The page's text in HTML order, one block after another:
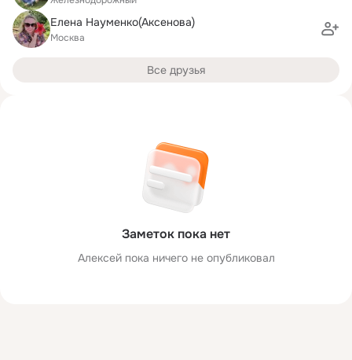
Заметок пока нет
Алексей пока ничего не опубликовал
Елена Науменко(Аксенова)
Москва
Все друзья